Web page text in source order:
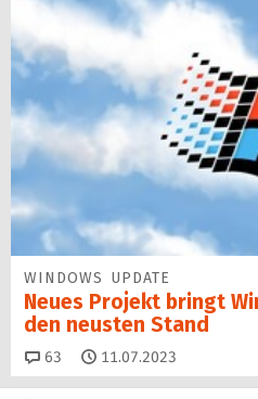
WINDOWS UPDATE
Neues Projekt bringt
den neusten Stand
63 Kommentare
11.07.2023